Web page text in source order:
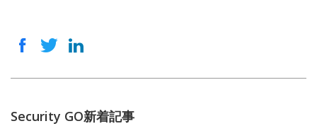
Security GO新着記事